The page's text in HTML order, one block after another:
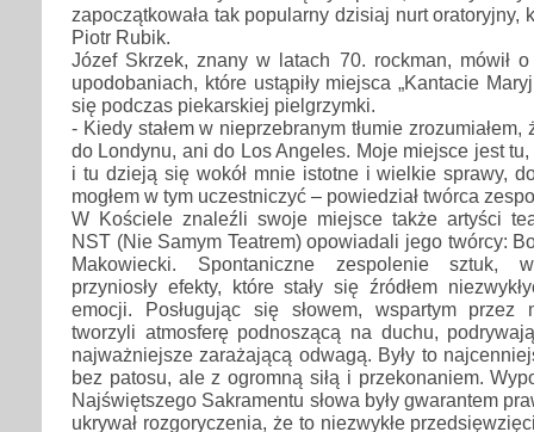
zapoczątkowała tak popularny dzisiaj nurt oratoryjny,
Piotr Rubik.
Józef Skrzek, znany w latach 70. rockman, mówił
upodobaniach, które ustąpiły miejsca „Kantacie
się podczas piekarskiej pielgrzymki.
- Kiedy stałem w nieprzebranym tłumie
do Londynu, ani do Los Angeles. Moje miejsce jest
i tu dzieją się wokół mnie istotne i wielkie sprawy,
mogłem w tym uczestniczyć – powiedział twórca
W Kościele znaleźli swoje miejsce także artyści
NST (Nie Samym Teatrem) opowiadali jego twórcy:
Makowiecki. Spontaniczne zespolenie sztuk,
przyniosły efekty, które stały się źródłem
emocji. Posługując się słowem, wspartym przez
tworzyli atmosferę podnoszącą na duchu,
najważniejsze zarażającą odwagą. Były to
bez patosu, ale z ogromną siłą i przekonaniem.
Najświętszego Sakramentu słowa były gwarantem
ukrywał rozgoryczenia, że to niezwykłe